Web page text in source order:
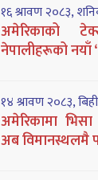
१६ श्रावण २०८३,
अमेरिकाको
नेपालीहरूको नयाँ
१४ श्रावण २०८३,
अमेरिकामा
अब विमानस्थलमै